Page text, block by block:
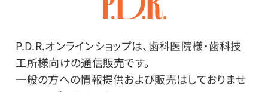
P.D.R.オンラインショップは、歯科医院様・歯科技
工所様向けの通信販売です。
一般の方への情報提供および販売はしておりませ
商品番号：
在庫：○